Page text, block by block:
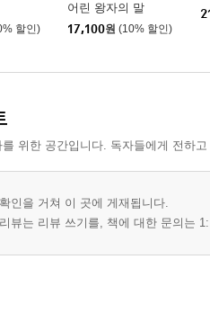
할인)
어린 왕자의 말
17,100원 (10% 할인)
위한 공간입니다. 독자들에게 전하
인을 거쳐 이 곳에 게재됩니다.
뷰는 리뷰 쓰기를, 책에 대한 문의는